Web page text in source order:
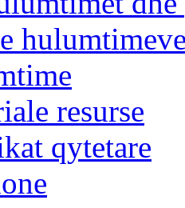
resurse
qytetare